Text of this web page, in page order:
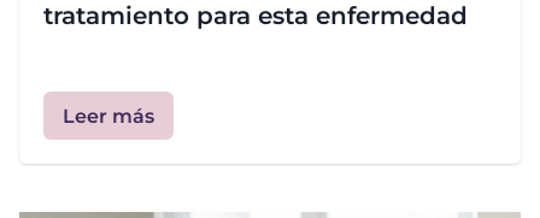
tratamiento para esta enfermedad
Leer más